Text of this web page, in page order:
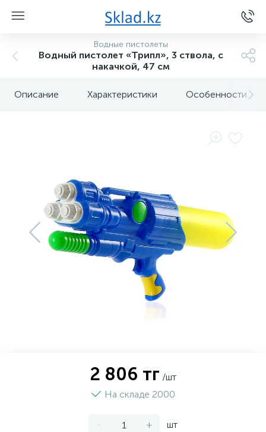
Водные пистолеты
Водный пистолет «Трипл», 3 ствола, с
накачкой, 47 см
Описание Характеристики Особенности
2 806 тг /шт
На складе 2000
- + шт